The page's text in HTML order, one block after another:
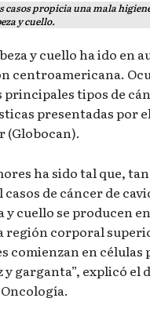
casos propicia una mala
y cuello.
y cuello ha ido en
centroamericana.
tipos de
presentadas por
(Globocan).
ha sido tal que, tan
de cáncer de
y cuello se producen
región corporal
comienzan en células
garganta”, explicó el